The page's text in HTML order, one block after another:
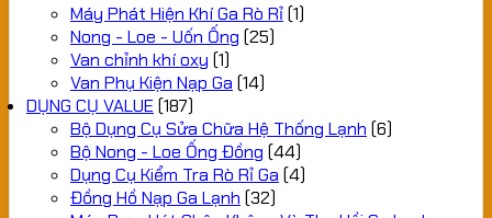
Máy Phát Hiện Khí Ga Rò Rỉ(1)
Nong - Loe - Uốn Ống (25)
Van chỉnh khí oxy (1)
Van Phụ Kiện Nạp Ga (14)
DỤNG CỤ VALUE (187)
Bộ Dụng Cụ Sửa Chữa Hệ Thống Lạnh (6)
Bộ Nong - Loe Ống Đồng (44)
Dụng Cụ Kiểm Tra Rò Rỉ Ga (4)
Đồng Hồ Nạp Ga Lạnh (32)